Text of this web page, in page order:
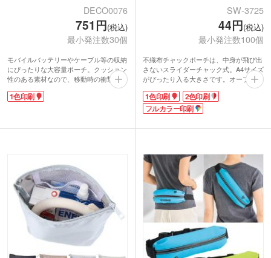
DECO0076
751円(税込)
最小発注数30個
モバイルバッテリーやケーブル等の収納
にぴったりな大容量ポーチ。クッション
性のある素材なので、移動時の衝撃から
中のアイテムをしっかり保護してくれま
す。内側にオープンタイプのポケットが
すい取っ手付きです。
の会員特典のプレゼントにいかがでしょ
うか。
1色印刷
SW-3725
44円(税込)
最小発注数100個
不織布チャックポーチは、中身が飛び出
さないスライダーチャック式。A4サイズ
がぴったり入る大きさです。オープンキ
ャンパス、展示会、コンベンションなど
で配布物を入れるのにとっても便利。
本体色は、ホワイト・チョコレート・ネ
色から選べます。
でお好きなデザインで、オリジナルポー
チが製作できます。
1色印刷
2色印刷
フルカラー印刷